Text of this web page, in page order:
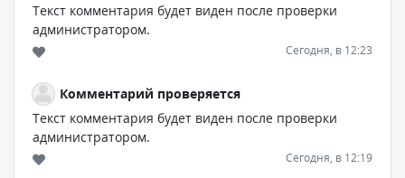
Текст комментария будет виден после проверки
администратором.
Сегодня, в 12:23
Комментарий проверяется
Текст комментария будет виден после проверки
администратором.
Сегодня, в 12:19